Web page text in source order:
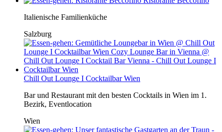
Italienische Familienküche
Salzburg
Chill Out Lounge I Cocktailbar Wien
Bar und Restaurant mit den besten Cocktails in Wien im 1.
Bezirk, Eventlocation
Wien